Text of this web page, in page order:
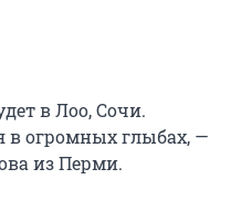
в Лоо, Сочи.
в огромных глыбах, —
из Перми.